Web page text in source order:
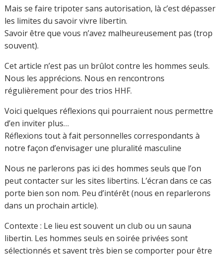
Mais se faire tripoter sans autorisation, là c’est dépasser
les limites du savoir vivre libertin.
Savoir être que vous n’avez malheureusement pas (trop
souvent).
Cet article n’est pas un brûlot contre les hommes seuls.
Nous les apprécions. Nous en rencontrons
régulièrement pour des trios HHF.
Voici quelques réflexions qui pourraient nous permettre
d’en inviter plus…
Réflexions tout à fait personnelles correspondants à
notre façon d’envisager une pluralité masculine
Nous ne parlerons pas ici des hommes seuls que l’on
peut contacter sur les sites libertins. L’écran dans ce cas
porte bien son nom. Peu d’intérêt (nous en reparlerons
dans un prochain article).
Contexte : Le lieu est souvent un club ou un sauna
libertin. Les hommes seuls en soirée privées sont
sélectionnés et savent très bien se comporter pour être